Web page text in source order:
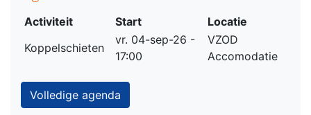
Activiteit Start
Locatie
Koppelschieten
vr. 04-sep-26 -
17:00
VZOD
Accomodatie
Volledige agenda